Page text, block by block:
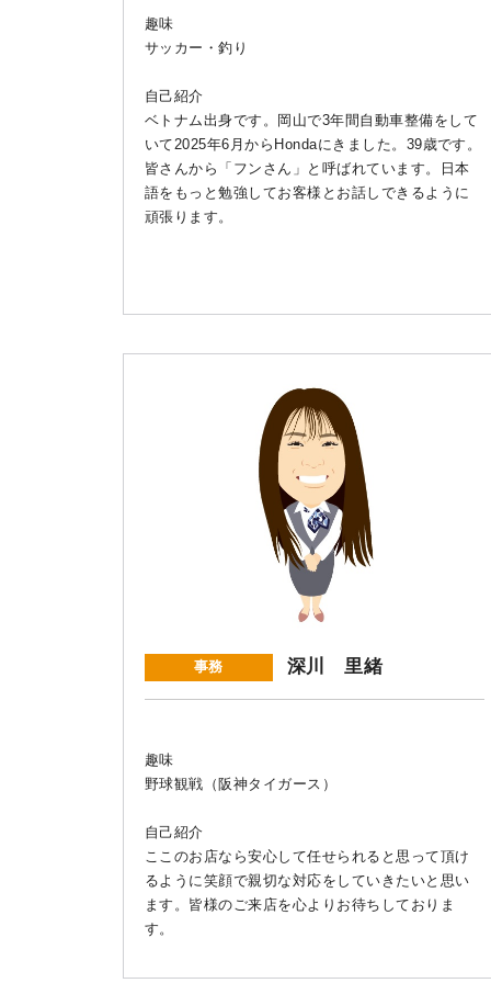
趣味
サッカー・釣り
自己紹介
ベトナム出身です。岡山で3年間自動車整備をして
いて2025年6月からHondaにきました。39歳です。
皆さんから「フンさん」と呼ばれています。日本
語をもっと勉強してお客様とお話しできるように
頑張ります。
事務 深川 里緒
趣味
野球観戦（阪神タイガース）
自己紹介
ここのお店なら安心して任せられると思って頂け
るように笑顔で親切な対応をしていきたいと思い
ます。皆様のご来店を心よりお待ちしておりま
す。